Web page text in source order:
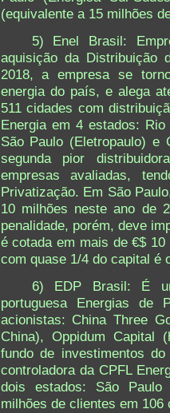
(equivalente a 15 milhões
5) Enel Brasil:
aquisição da Distribuição
2018, a empresa se
energia do país, e alega
511 cidades com
Energia em 4 estados:
São Paulo (Eletropaulo)
segunda pior
empresas avaliadas,
Privatização. Em São
10 milhões neste ano de
penalidade, porém, deve
é cotada em mais de €$
com quase 1/4 do capital é
6) EDP Brasil: É
portuguesa Energias de
acionistas: China Three
China), Oppidum Capital
fundo de investimentos
controladora da CPFL
dois estados: São
milhões de clientes em 106